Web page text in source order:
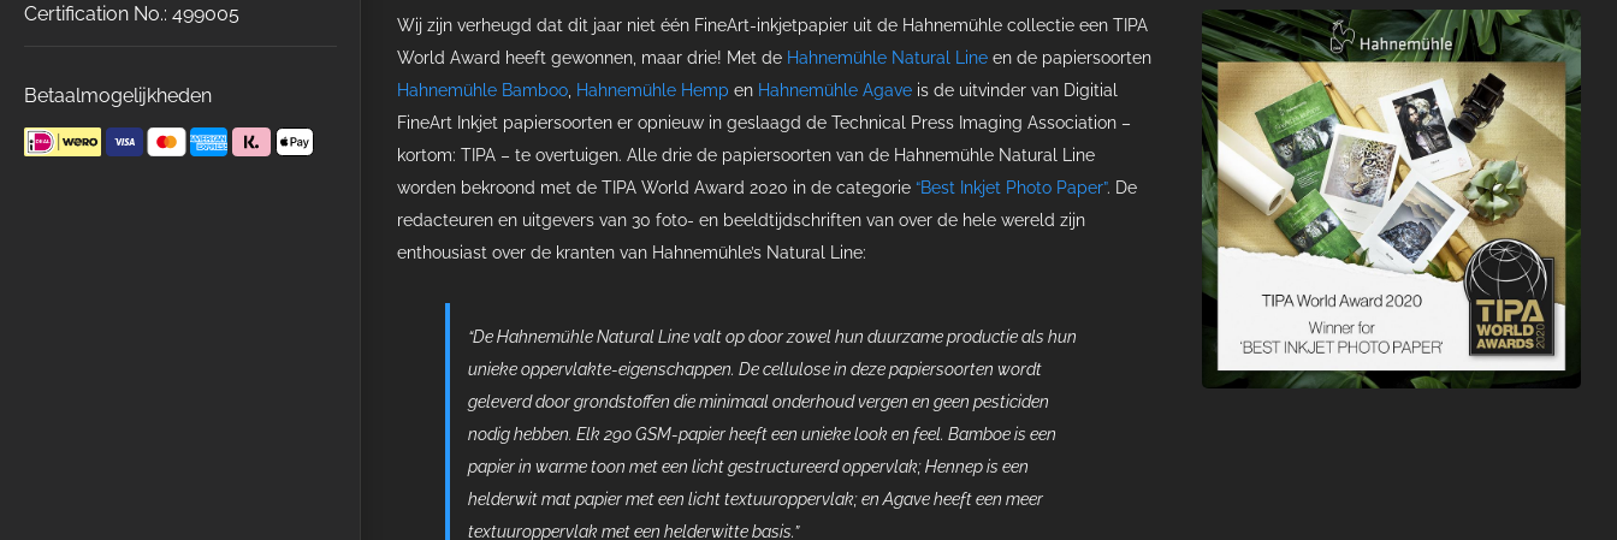
Certification No.: 499005
Betaalmogelijkheden
Wij zijn verheugd dat dit jaar niet één FineArt-inkjetpapier uit de Hahnemühle collectie een TIPA
World Award heeft gewonnen, maar drie! Met de Hahnemühle Natural Line en de papiersoorten
Hahnemühle Bamboo Hahnemühle Hemp en Hahnemühle Agave is de uitvinder van Digitial
FineArt Inkjet papiersoorten er opnieuw in geslaagd de Technical Press Imaging Association –
kortom: TIPA – te overtuigen. Alle drie de papiersoorten van de Hahnemühle Natural Line
worden bekroond met de TIPA World Award 2020 in de categorie “Best Inkjet Photo Paper”. De
redacteuren en uitgevers van 30 foto- en beeldtijdschriften van over de hele wereld zijn
enthousiast over de kranten van Hahnemühle’s Natural Line:
“De Hahnemühle Natural Line valt op door zowel hun duurzame productie als hun
unieke oppervlakte-eigenschappen. De cellulose in deze papiersoorten wordt
geleverd door grondstoffen die minimaal onderhoud vergen en geen pesticiden
nodig hebben. Elk 290 GSM-papier heeft een unieke look en feel. Bamboe is een
papier in warme toon met een licht gestructureerd oppervlak; Hennep is een
helderwit mat papier met een licht textuuroppervlak; en Agave heeft een meer
textuuroppervlak met een helderwitte basis.”